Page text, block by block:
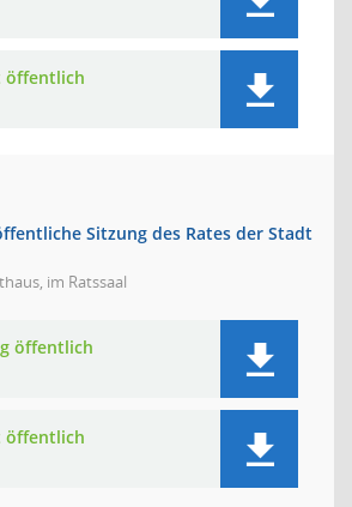
öffentlich
Sitzung des Rates der Stadt
im Ratssaal
öffentlich
öffentlich